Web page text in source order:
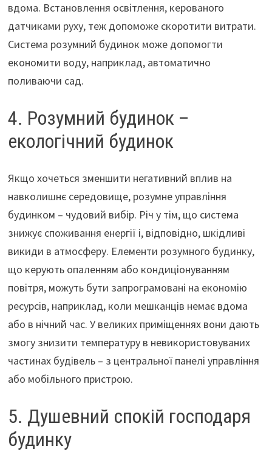
вдома. Встановлення освітлення, керованого
датчиками руху, теж допоможе скоротити витрати.
Система розумний будинок може допомогти
економити воду, наприклад, автоматично
поливаючи сад.
4. Розумний будинок –
екологічний будинок
Якщо хочеться зменшити негативний вплив на
навколишнє середовище, розумне управління
будинком – чудовий вибір. Річ у тім, що система
знижує споживання енергії і, відповідно, шкідливі
викиди в атмосферу. Елементи розумного будинку,
що керують опаленням або кондиціонуванням
повітря, можуть бути запрограмовані на економію
ресурсів, наприклад, коли мешканців немає вдома
або в нічний час. У великих приміщеннях вони дають
змогу знизити температуру в невикористовуваних
частинах будівель – з центральної панелі управління
або мобільного пристрою.
5. Душевний спокій господаря
будинку